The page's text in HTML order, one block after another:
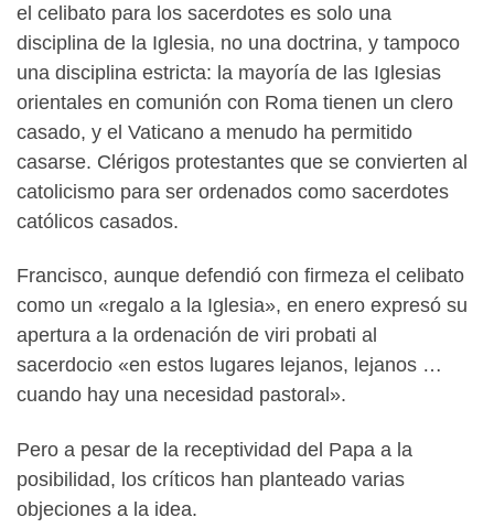
el celibato para los sacerdotes es solo una
disciplina de la Iglesia, no una doctrina, y tampoco
una disciplina estricta: la mayoría de las Iglesias
orientales en comunión con Roma tienen un clero
casado, y el Vaticano a menudo ha permitido
casarse. Clérigos protestantes que se convierten al
catolicismo para ser ordenados como sacerdotes
católicos casados.
Francisco, aunque defendió con firmeza el celibato
como un «regalo a la Iglesia», en enero expresó su
apertura a la ordenación de viri probati al
sacerdocio «en estos lugares lejanos, lejanos …
cuando hay una necesidad pastoral».
Pero a pesar de la receptividad del Papa a la
posibilidad, los críticos han planteado varias
objeciones a la idea.